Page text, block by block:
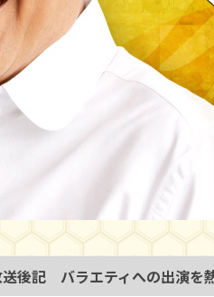
後記 バラエティへの出演を